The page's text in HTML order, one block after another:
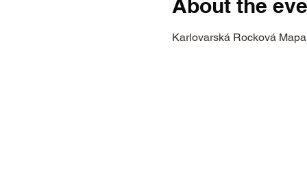
About the
Karlovarská Rocková Mapa